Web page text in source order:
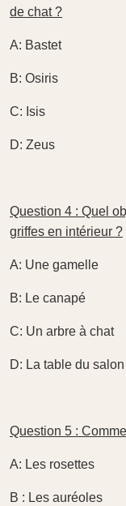
de chat ?
A: Bastet
B: Osiris
C: Isis
D: Zeus
Question 4 : Quel
griffes en intérieur ?
A: Une gamelle
B: Le canapé
C: Un arbre à chat
D: La table du salon
Question 5 :
A: Les rosettes
B : Les auréoles